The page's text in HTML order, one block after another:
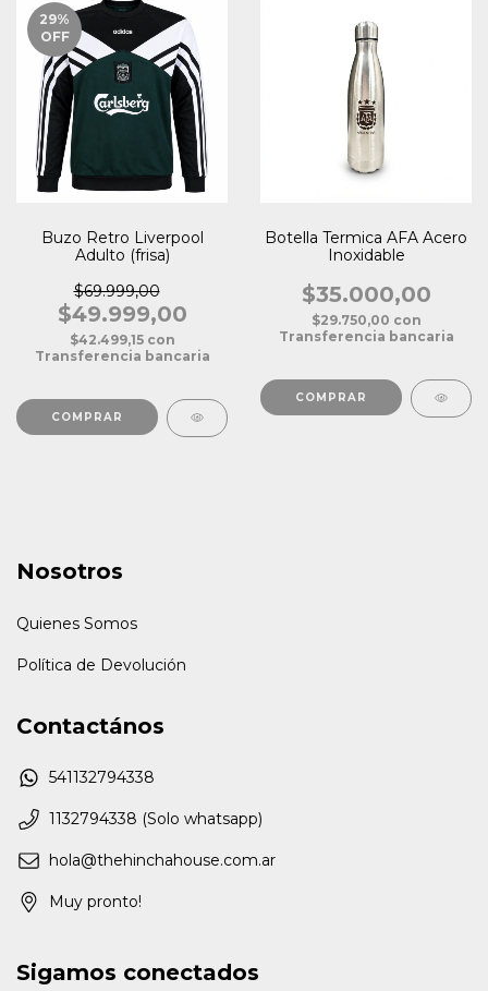
29%
OFF
Buzo Retro Liverpool
Adulto (frisa)
$69.999,00
$49.999,00
$42.499,15 con
Transferencia bancaria
COMPRAR
Botella Termica AFA Acero
Inoxidable
$35.000,00
$29.750,00 con
Transferencia bancaria
Nosotros
Quienes Somos
Política de Devolución
Contactános
541132794338
1132794338 (Solo whatsapp)
hola@thehinchahouse.com.ar
Muy pronto!
Sigamos conectados